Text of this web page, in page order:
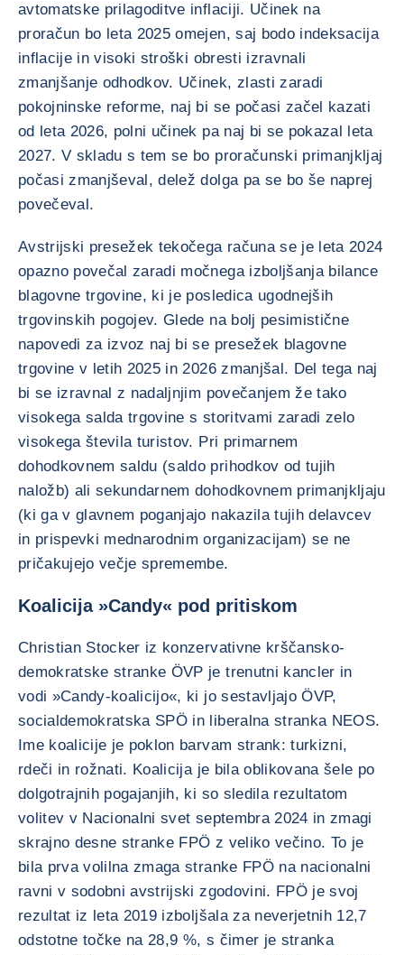
avtomatske prilagoditve inflaciji. Učinek na
proračun bo leta 2025 omejen, saj bodo indeksacija
inflacije in visoki stroški obresti izravnali
zmanjšanje odhodkov. Učinek, zlasti zaradi
pokojninske reforme, naj bi se počasi začel kazati
od leta 2026, polni učinek pa naj bi se pokazal leta
2027. V skladu s tem se bo proračunski primanjkljaj
počasi zmanjševal, delež dolga pa se bo še naprej
povečeval.
Avstrijski presežek tekočega računa se je leta 2024
opazno povečal zaradi močnega izboljšanja bilance
blagovne trgovine, ki je posledica ugodnejših
trgovinskih pogojev. Glede na bolj pesimistične
napovedi za izvoz naj bi se presežek blagovne
trgovine v letih 2025 in 2026 zmanjšal. Del tega naj
bi se izravnal z nadaljnjim povečanjem že tako
visokega salda trgovine s storitvami zaradi zelo
visokega števila turistov. Pri primarnem
dohodkovnem saldu (saldo prihodkov od tujih
naložb) ali sekundarnem dohodkovnem primanjkljaju
(ki ga v glavnem poganjajo nakazila tujih delavcev
in prispevki mednarodnim organizacijam) se ne
pričakujejo večje spremembe.
Koalicija »Candy« pod pritiskom
Christian Stocker iz konzervativne krščansko-
demokratske stranke ÖVP je trenutni kancler in
vodi »Candy-koalicijo«, ki jo sestavljajo ÖVP,
socialdemokratska SPÖ in liberalna stranka NEOS.
Ime koalicije je poklon barvam strank: turkizni,
rdeči in rožnati. Koalicija je bila oblikovana šele po
dolgotrajnih pogajanjih, ki so sledila rezultatom
volitev v Nacionalni svet septembra 2024 in zmagi
skrajno desne stranke FPÖ z veliko večino. To je
bila prva volilna zmaga stranke FPÖ na nacionalni
ravni v sodobni avstrijski zgodovini. FPÖ je svoj
rezultat iz leta 2019 izboljšala za neverjetnih 12,7
odstotne točke na 28,9 %, s čimer je stranka